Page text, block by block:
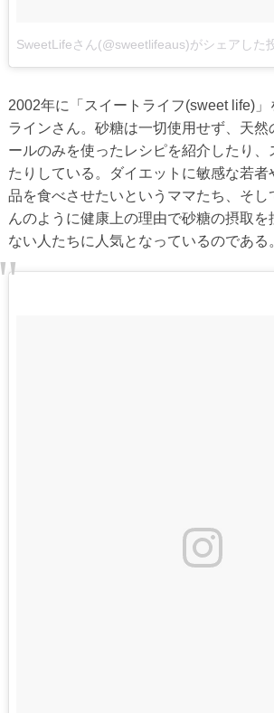
SweetLifeさん(@sweetlifeaus)がシェアした
2002年に「スイートライフ(sweet life)」
ラインさん。砂糖は一切使用せず、天然
ールのみを使ったレシピを紹介したり、
たりしている。ダイエットに敏感な若者
品を食べさせたいというママたち、そし
んのように健康上の理由で砂糖の摂取を
ない人たちに人気となっているのである